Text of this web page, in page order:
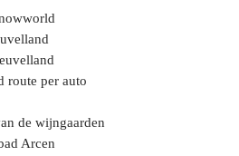
route per auto
de wijngaarden
Arcen